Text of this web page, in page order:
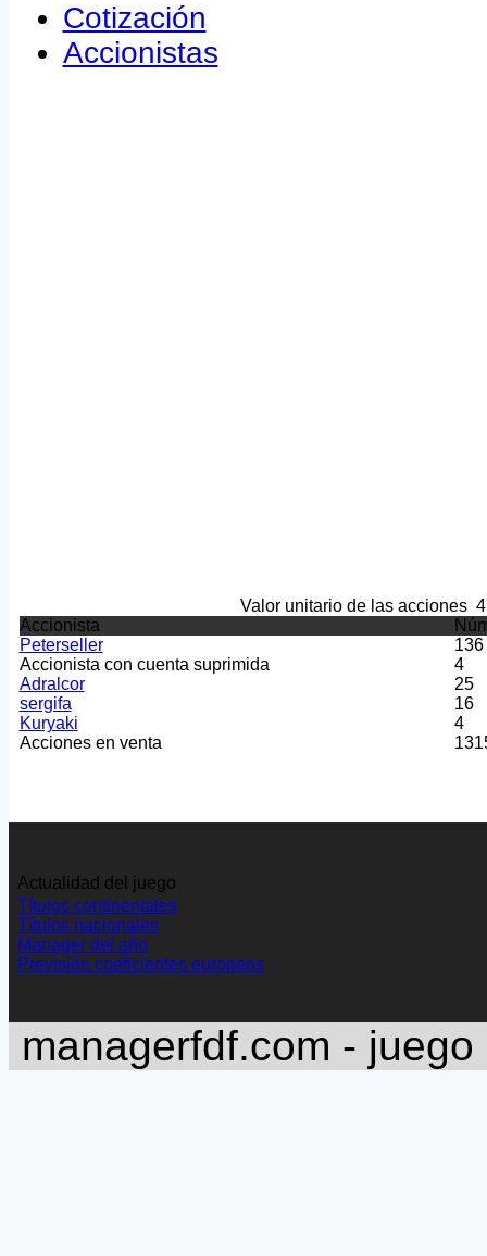
Cotización
Accionistas
Valor unitario de las acciones
Accionista
Peterseller
136
Accionista con cuenta suprimida
4
Adralcor
25
sergifa
16
Kuryaki
4
Acciones en venta
Actualidad del juego
Títulos continentales
Títulos nacionales
Manager del año
Previsión coeficientes europeos
managerfdf.com -